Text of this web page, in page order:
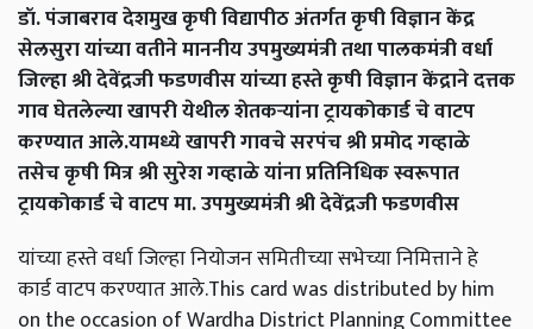
डॉ. पंजाबराव देशमुख कृषी विद्यापीठ अंतर्गत कृषी विज्ञान केंद्र
सेलसुरा यांच्या वतीने माननीय उपमुख्यमंत्री तथा पालकमंत्री वर्धा
जिल्हा श्री देवेंद्रजी फडणवीस यांच्या हस्ते कृषी विज्ञान केंद्राने दत्तक
गाव घेतलेल्या खापरी येथील शेतकऱ्यांना ट्रायकोकार्ड चे वाटप
करण्यात आले.यामध्ये खापरी गावचे सरपंच श्री प्रमोद गव्हाळे
तसेच कृषी मित्र श्री सुरेश गव्हाळे यांना प्रतिनिधिक स्वरूपात
ट्रायकोकार्ड चे वाटप मा. उपमुख्यमंत्री श्री देवेंद्रजी फडणवीस
यांच्या हस्ते वर्धा जिल्हा नियोजन समितीच्या सभेच्या निमित्ताने हे
कार्ड वाटप करण्यात आले.This card was distributed by him
on the occasion of Wardha District Planning Committee